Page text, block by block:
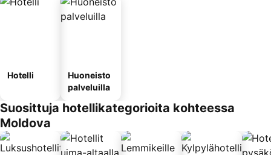
Hotelli
Huoneisto
palveluilla
Suosittuja hotellikategorioita kohteessa
Moldova